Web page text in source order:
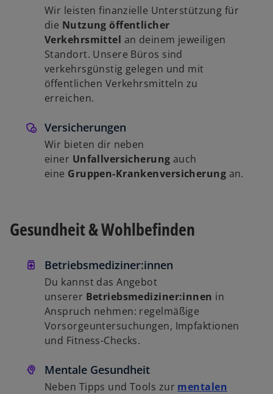
Wir leisten finanzielle Unterstützung für
die Nutzung öffentlicher
Verkehrsmittel an deinem jeweiligen
Standort. Unsere Büros sind
verkehrsgünstig gelegen und mit
öffentlichen Verkehrsmitteln zu
erreichen.
Versicherungen
Wir bieten dir neben
einer Unfallversicherungauch
eine Gruppen-Krankenversicherung an.
Gesundheit & Wohlbefinden
Betriebsmediziner:innen
Du kannst das Angebot
unserer Betriebsmediziner:innen in
Anspruch nehmen: regelmäßige
Vorsorgeuntersuchungen, Impfaktionen
und Fitness-Checks.
Mentale Gesundheit
Neben Tipps und Tools zur mentalen